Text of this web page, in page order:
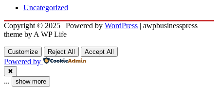
Uncategorized
Copyright © 2025 | Powered by WordPress | awpbusinesspress
theme by A WP Life
Customize Reject All Accept All
Powered by
✖
... show more